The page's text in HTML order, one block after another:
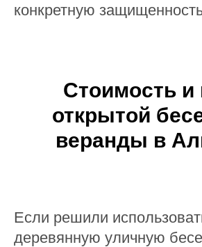
конкретную
Стоимость и
открытой
веранды в
Если решили
деревянную уличную